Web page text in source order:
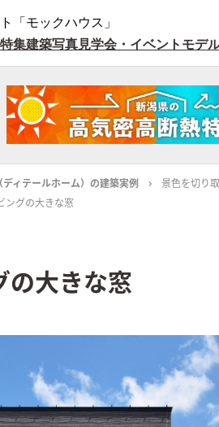
「モックハウス」
集建築写真見学会・イベント モデ
ディテールホーム）の建築実例
景色を切り
ングの大きな窓
の大きな窓